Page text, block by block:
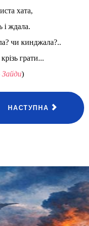
хата,
і ждала.
чи кинджала?..
грати...
Зайди)
НАСТУПНА